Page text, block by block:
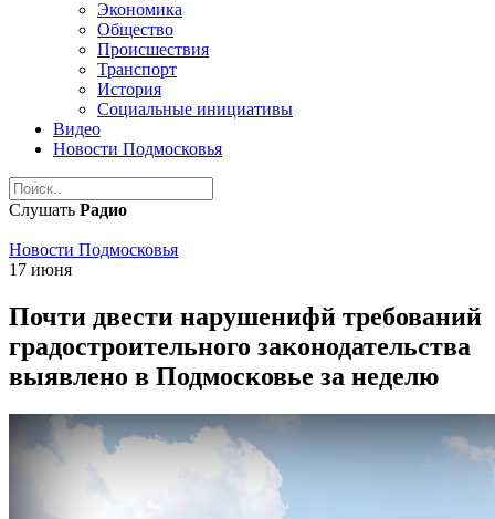
Экономика
Общество
Происшествия
Транспорт
История
Социальные инициативы
Видео
Новости Подмосковья
Слушать Радио
Новости Подмосковья
17 июня
Почти двести нарушенифй требований
градостроительного законодательства
выявлено в Подмосковье за неделю